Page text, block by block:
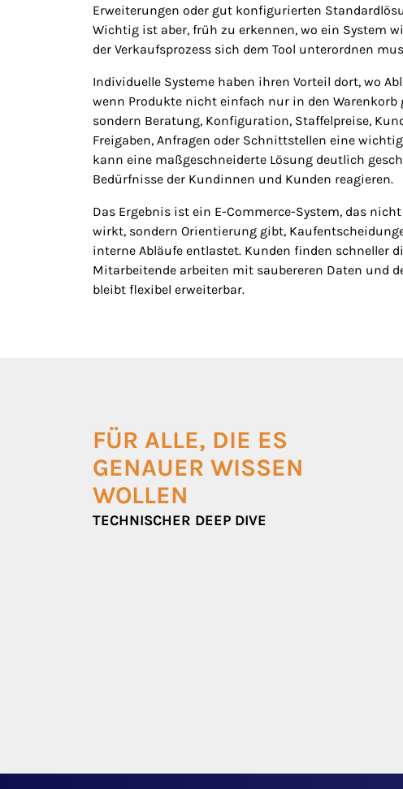
Erweiterungen oder gut konfigurierten
Wichtig ist aber, früh zu erkennen, wo ein System
der Verkaufsprozess sich dem Tool unterordnen
Individuelle Systeme haben ihren Vorteil dort, wo
wenn Produkte nicht einfach nur in den Warenkorb
sondern Beratung, Konfiguration, Staffelpreise,
Freigaben, Anfragen oder Schnittstellen eine
kann eine maßgeschneiderte Lösung deutlich
Bedürfnisse der Kundinnen und Kunden reagieren.
Das Ergebnis ist ein E-Commerce-System, das
wirkt, sondern Orientierung gibt,
interne Abläufe entlastet. Kunden finden schneller
Mitarbeitende arbeiten mit saubereren Daten und
bleibt flexibel erweiterbar.
FÜR ALLE, DIE ES
GENAUER WISSEN
WOLLEN
TECHNISCHER DEEP DIVE